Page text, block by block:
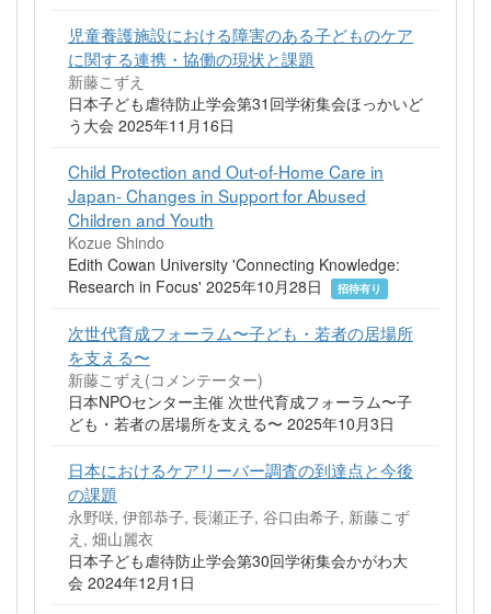
児童養護施設における障害のある子どものケア
に関する連携・協働の現状と課題
新藤こずえ
日本子ども虐待防止学会第31回学術集会ほっかいど
う大会 2025年11月16日
Child Protection and Out-of-Home Care in
Japan- Changes in Support for Abused
Children and Youth
Kozue Shindo
Edith Cowan University 'Connecting Knowledge:
Research in Focus' 2025年10月28日
招待有り
次世代育成フォーラム〜子ども・若者の居場所
を支える〜
新藤こずえ(コメンテーター)
日本NPOセンター主催 次世代育成フォーラム〜子
ども・若者の居場所を支える〜 2025年10月3日
日本におけるケアリーバー調査の到達点と今後
の課題
永野咲, 伊部恭子, 長瀬正子, 谷口由希子, 新藤こず
え, 畑山麗衣
日本子ども虐待防止学会第30回学術集会かがわ大
会 2024年12月1日